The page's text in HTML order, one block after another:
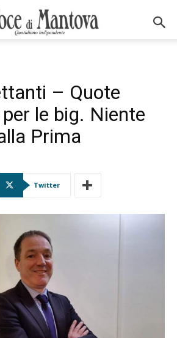
– Quote
le big. Niente
Prima
Twitter